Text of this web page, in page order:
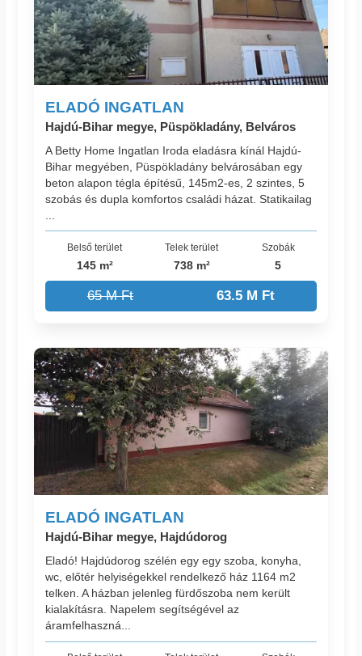
ELADÓ INGATLAN
Hajdú-Bihar megye, Püspökladány, Belváros
A Betty Home Ingatlan Iroda eladásra kínál Hajdú-
Bihar megyében, Püspökladány belvárosában egy
beton alapon tégla építésű, 145m2-es, 2 szintes, 5
szobás és dupla komfortos családi házat. Statikailag
Belső terület
145 m²
Telek terület
738 m²
Szobák
5
65 M Ft 63.5 M Ft
ELADÓ INGATLAN
Hajdú-Bihar megye, Hajdúdorog
Eladó! Hajdúdorog szélén egy egy szoba, konyha,
wc, előtér helyiségekkel rendelkező ház 1164 m2
telken. A házban jelenleg fürdőszoba nem került
kialakításra. Napelem segítségével az
áramfelhaszná...